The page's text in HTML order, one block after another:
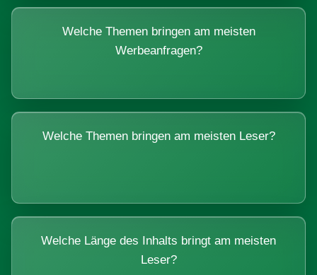
Welche Themen bringen am meisten
Werbeanfragen?
Welche Themen bringen am meisten Leser?
Welche Länge des Inhalts bringt am meisten
Leser?